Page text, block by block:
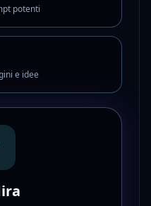
potenti
e idee